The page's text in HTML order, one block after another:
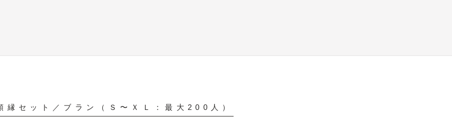
縁セット／ブラン（Ｓ〜ＸＬ：最大200人）